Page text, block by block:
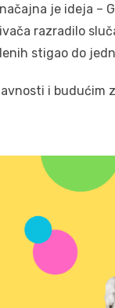
je ideja –
razradilo
stigao do
i budućim